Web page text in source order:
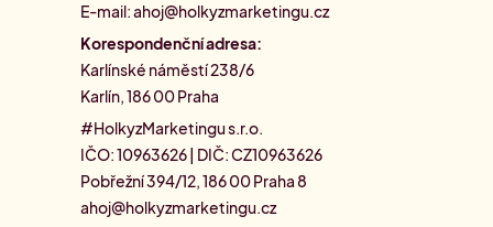
E-mail:ahoj@holkyzmarketingu.cz
Korespondenční adresa:
Karlínské náměstí 238/6
Karlín, 186 00 Praha
#HolkyzMarketingu s.r.o.
IČO: 10963626 | DIČ: CZ10963626
Pobřežní 394/12, 186 00 Praha 8
ahoj@holkyzmarketingu.cz